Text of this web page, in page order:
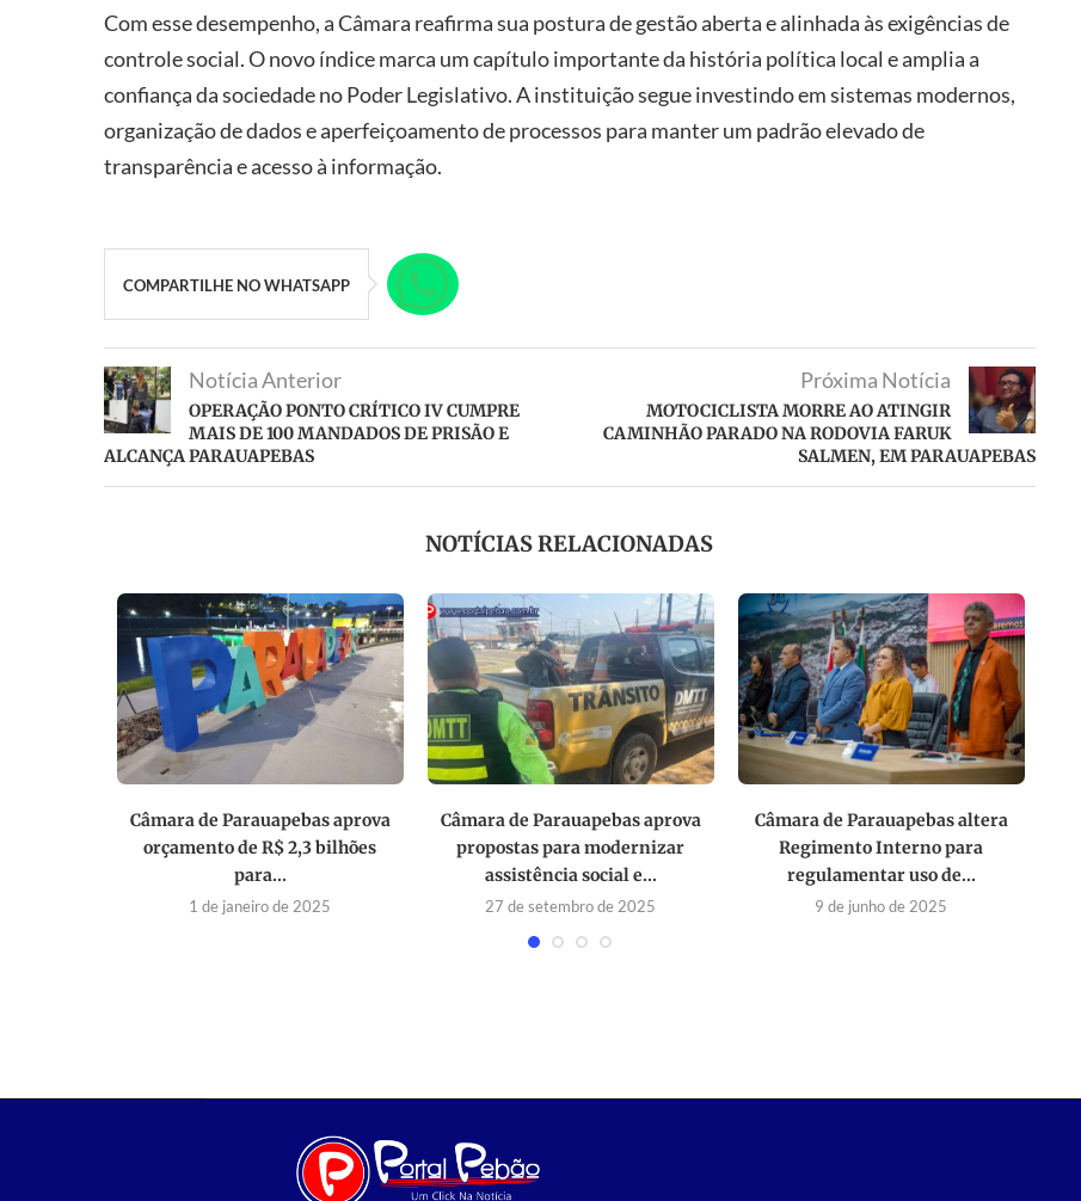
Com esse desempenho, a Câmara reafirma sua postura de gestão aberta e alinhada às exigências de
controle social. O novo índice marca um capítulo importante da história política local e amplia a
confiança da sociedade no Poder Legislativo. A instituição segue investindo em sistemas modernos,
organização de dados e aperfeiçoamento de processos para manter um padrão elevado de
transparência e acesso à informação.
COMPARTILHE NO WHATSAPP
Notícia Anterior
OPERAÇÃO PONTO CRÍTICO IV CUMPRE
MAIS DE 100 MANDADOS DE PRISÃO E
ALCANÇA PARAUAPEBAS
Próxima Notícia
MOTOCICLISTA MORRE AO ATINGIR
CAMINHÃO PARADO NA RODOVIA FARUK
SALMEN, EM PARAUAPEBAS
NOTÍCIAS RELACIONADAS
Câmara de Parauapebas aprova
orçamento de R$ 2,3 bilhões
para...
1 de janeiro de 2025
Câmara de Parauapebas aprova
propostas para modernizar
assistência social e...
27 de setembro de 2025
Câmara de Parauapebas altera
Regimento Interno para
regulamentar uso de...
9 de junho de 2025